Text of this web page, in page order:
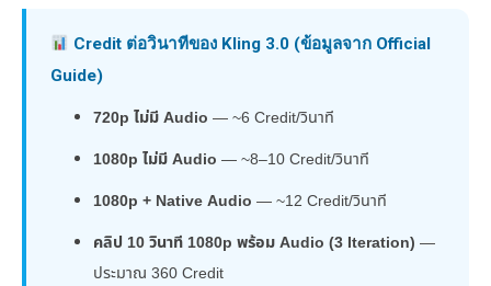
Credit ต่อวินาทีของ Kling 3.0 (ข้อมูลจาก Official
Guide)
720p ไม่มี Audio — ~6 Credit/วินาที
1080p ไม่มี Audio — ~8–10 Credit/วินาที
1080p + Native Audio — ~12 Credit/วินาที
คลิป 10 วินาที 1080p พร้อม Audio (3 Iteration) —
ประมาณ 360 Credit